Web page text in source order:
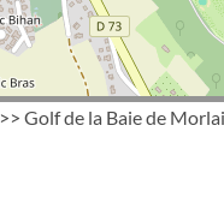
>> Golf de la Baie de